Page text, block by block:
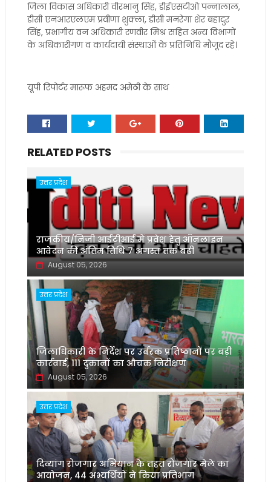
जिला विकास अधिकारी वीरभानु सिंह, डीईएसटीओ पन्नालाल,
डीसी एनआरएलएम प्रवीणा शुक्ला, डीसी मनरेगा शेर बहादुर
सिंह, प्रभागीय वन अधिकारी रणवीर मिश्र सहित अन्य विभागों
के अधिकारीगण व कार्यदायी संस्थाओं के प्रतिनिधि मौजूद रहे।
यूपी रिपोर्टर मारूफ अहमद अमेठी के साथ
RELATED POSTS
उत्तर प्रदेश
राजकीय/निजी आईटीआई में प्रवेश हेतु ऑनलाइन
आवेदन की अंतिम तिथि 7 अगस्त तक बढ़ी
August 05, 2026
उत्तर प्रदेश
जिलाधिकारी के निर्देश पर उर्वरक प्रतिष्ठानों पर बड़ी
कार्रवाई, 111 दुकानों का औचक निरीक्षण
August 05, 2026
उत्तर प्रदेश
दिव्यांग रोजगार अभियान के तहत रोजगार मेले का
आयोजन, 44 अभ्यर्थियों ने किया प्रतिभाग